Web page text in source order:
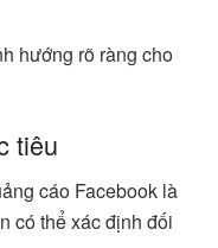
hướng rõ ràng cho
tiêu
cáo Facebook là
có thể xác định đối